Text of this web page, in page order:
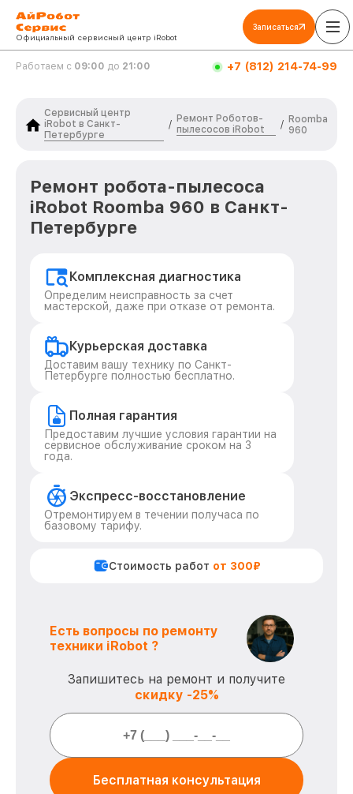
Официальный сервисный центр iRobot
Записаться
Работаем с 09:00 до 21:00 +7 (812) 214-74-99
Сервисный центр
iRobot в Санкт-
Петербурге
/
Ремонт Роботов-
пылесосов iRobot
/ Roomba
960
Ремонт робота-пылесоса
iRobot Roomba 960 в Санкт-
Петербурге
Комплексная диагностика
Определим неисправность за счет
мастерской, даже при отказе от ремонта.
Курьерская доставка
Доставим вашу технику по Санкт-
Петербурге полностью бесплатно.
Полная гарантия
Предоставим лучшие условия гарантии на
сервисное обслуживание сроком на 3
года.
Экспресс-восстановление
Отремонтируем в течении получаса по
базовому тарифу.
Стоимость работ от 300₽
Есть вопросы по ремонту
техники iRobot ?
Запишитесь на ремонт и получите
скидку -25%
Бесплатная консультация